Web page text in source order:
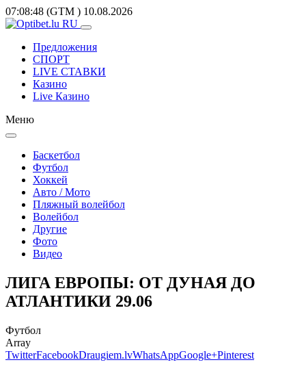
07:08:48 (GTM ) 10.08.2026
Предложения
СПОРТ
LIVE СТАВКИ
Казино
Live Казино
Меню
Баскетбол
Футбол
Хоккей
Авто / Мото
Пляжный волейбол
Волейбол
Другие
Фото
Видео
ЛИГА ЕВРОПЫ: ОТ ДУНАЯ ДО
АТЛАНТИКИ 29.06
Футбол
Array
TwitterFacebookDraugiem.lvWhatsAppGoogle+Pinterest